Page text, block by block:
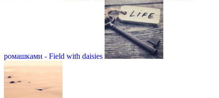
ромашками - Field with daisies